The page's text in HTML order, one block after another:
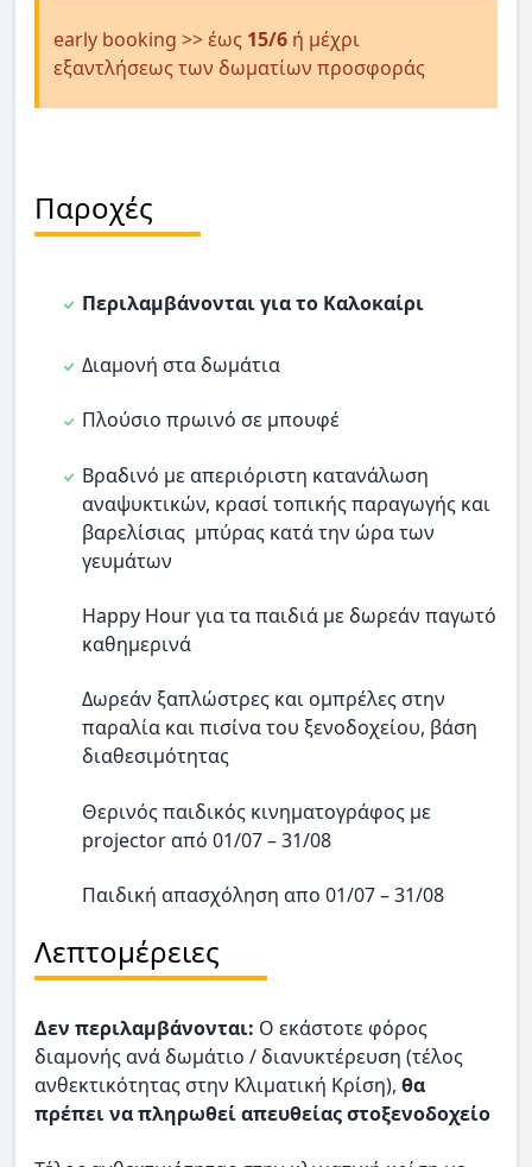
early booking >> έως 15/6 ή μέχρι
εξαντλήσεως των δωματίων προσφοράς
Παροχές
Περιλαμβάνονται για το Καλοκαίρι
Διαμονή στα δωμάτια
Πλούσιο πρωινό σε μπουφέ
Βραδινό με απεριόριστη κατανάλωση
αναψυκτικών, κρασί τοπικής παραγωγής και
βαρελίσιας μπύρας κατά την ώρα των
γευμάτων
Happy Hour για τα παιδιά με δωρεάν παγωτό
καθημερινά
Δωρεάν ξαπλώστρες και ομπρέλες στην
παραλία και πισίνα του ξενοδοχείου, βάση
διαθεσιμότητας
Θερινός παιδικός κινηματογράφος με
projector από 01/07 – 31/08
Παιδική απασχόληση απο 01/07 – 31/08
Λεπτομέρειες
Δεν περιλαμβάνονται: O εκάστοτε φόρος
διαμονής ανά δωμάτιο / διανυκτέρευση (τέλος
ανθεκτικότητας στην Κλιματική Κρίση), θα
πρέπει να πληρωθεί απευθείας στοξενοδοχείο